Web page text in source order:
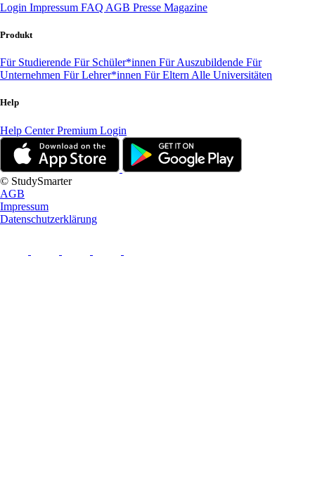
Login Impressum FAQ AGB Presse Magazine
Produkt
Für Studierende Für Schüler*innen Für Auszubildende Für
Unternehmen Für Lehrer*innen Für Eltern Alle Universitäten
Help
Help CenterPremium Login
© StudySmarter
AGB
Impressum
Datenschutzerklärung